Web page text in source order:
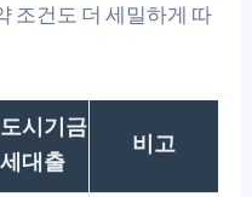
조건도 더 세밀하게 따
시기금
대출
비고